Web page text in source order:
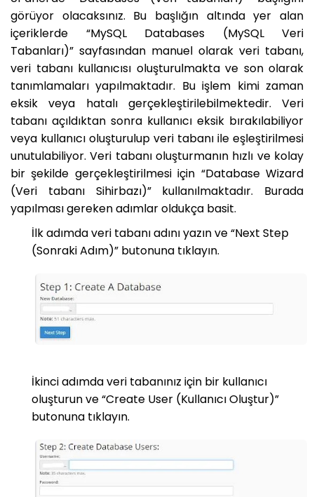
görüyor olacaksınız. Bu başlığın altında yer alan
içeriklerde “MySQL Databases (MySQL Veri
Tabanları)” sayfasından manuel olarak veri tabanı,
veri tabanı kullanıcısı oluşturulmakta ve son olarak
tanımlamaları yapılmaktadır. Bu işlem kimi zaman
eksik veya hatalı gerçekleştirilebilmektedir. Veri
tabanı açıldıktan sonra kullanıcı eksik bırakılabiliyor
veya kullanıcı oluşturulup veri tabanı ile eşleştirilmesi
unutulabiliyor. Veri tabanı oluşturmanın hızlı ve kolay
bir şekilde gerçekleştirilmesi için “Database Wizard
(Veri tabanı Sihirbazı)” kullanılmaktadır. Burada
yapılması gereken adımlar oldukça basit.
İlk adımda veri tabanı adını yazın ve “Next Step
(Sonraki Adım)” butonuna tıklayın.
İkinci adımda veri tabanınız için bir kullanıcı
oluşturun ve “Create User (Kullanıcı Oluştur)”
butonuna tıklayın.